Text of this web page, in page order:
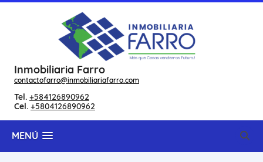
Inmobiliaria Farro
contactofarro@inmobiliariafarro.com
Tel. +584126890962
Cel. +5804126890962
MENÚ